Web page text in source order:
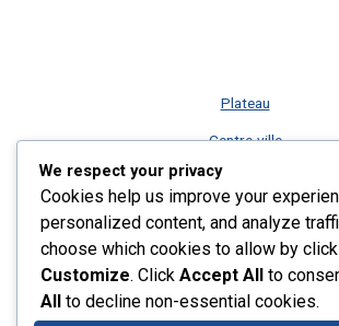
Plateau
Centre-ville
Vieux-Montréal
Rive-Sud
Nos services
Plus récents listings
We respect your privacy
Cookies help us improve your
personalized content, and analyze
choose which cookies to allow by
Customize. Click Accept All to
All to decline non-essential cookies.